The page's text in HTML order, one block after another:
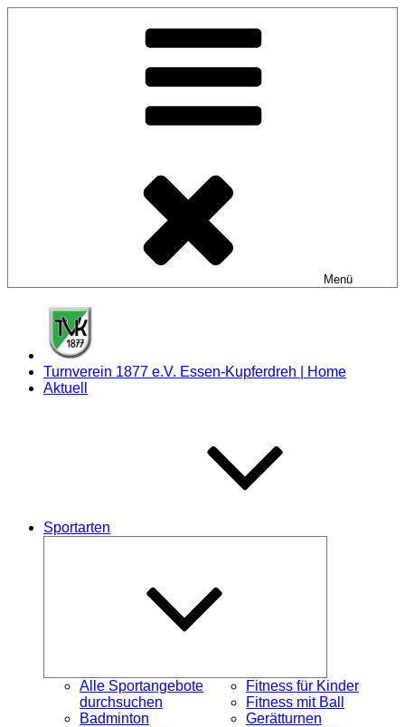
Menü
Turnverein 1877 e.V. Essen-Kupferdreh | Home
Aktuell
Sportarten
Alle Sportangebote
durchsuchen
Badminton
Fitness für Kinder
Fitness mit Ball
Gerätturnen